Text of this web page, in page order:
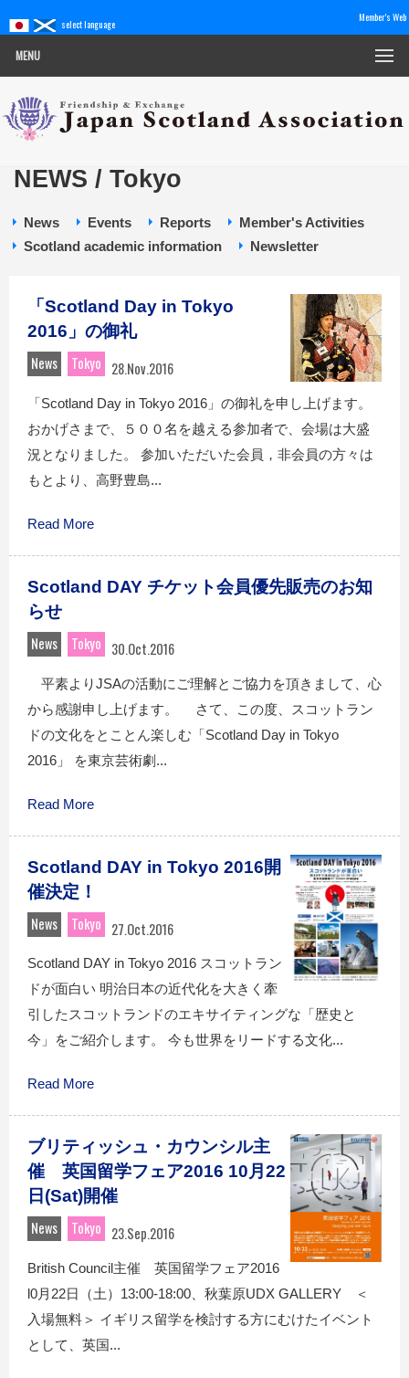
select language
Member's Web
MENU
NEWS / Tokyo
News Events Reports
Member's Activities
Scotland academic information
Newsletter
「Scotland Day in Tokyo
2016」の御礼
News
Tokyo 28.Nov.2016
「Scotland Day in Tokyo 2016」の御礼を申し上げます。
おかげさまで、５００名を越える参加者で、会場は大盛
況となりました。 参加いただいた会員，非会員の方々は
もとより、高野豊島...
Read More
Scotland DAY チケット会員優先販売のお知
らせ
News
Tokyo 30.Oct.2016
平素よりJSAの活動にご理解とご協力を頂きまして、心
から感謝申し上げます。 さて、この度、スコットラン
ドの文化をとことん楽しむ「Scotland Day in Tokyo
2016」 を東京芸術劇...
Read More
Scotland DAY in Tokyo 2016開
催決定！
News
Tokyo 27.Oct.2016
Scotland DAY in Tokyo 2016 スコットラン
ドが面白い 明治日本の近代化を大きく牽
引したスコットランドのエキサイティングな「歴史と
今」をご紹介します。 今も世界をリードする文化...
Read More
ブリティッシュ・カウンシル主
催 英国留学フェア2016 10月22
日(Sat)開催
News
Tokyo 23.Sep.2016
British Council主催 英国留学フェア2016
l0月22日（土）13:00‐18:00、秋葉原UDX GALLERY ＜
入場無料＞ イギリス留学を検討する方にむけたイベント
として、英国...